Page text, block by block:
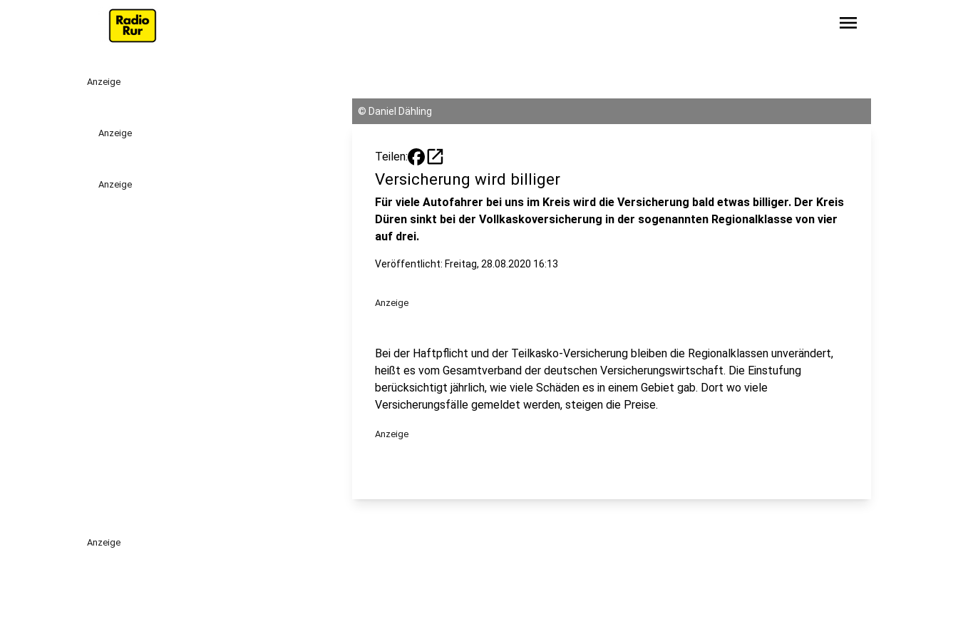
menu
Anzeige
Anzeige
Anzeige
© Daniel Dähling
Teilen: open_in_new
Versicherung wird billiger
Für viele Autofahrer bei uns im Kreis wird die Versicherung bald etwas billiger. Der Kreis
Düren sinkt bei der Vollkaskoversicherung in der sogenannten Regionalklasse von vier
auf drei.
Veröffentlicht: Freitag, 28.08.2020 16:13
Anzeige
Bei der Haftpflicht und der Teilkasko-Versicherung bleiben die Regionalklassen unverändert,
heißt es vom Gesamtverband der deutschen Versicherungswirtschaft. Die Einstufung
berücksichtigt jährlich, wie viele Schäden es in einem Gebiet gab. Dort wo viele
Versicherungsfälle gemeldet werden, steigen die Preise.
Anzeige
Anzeige